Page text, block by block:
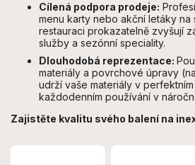
Cílená podpora prodeje:
menu karty nebo akční letáky na
restauraci prokazatelně zvyšují
služby a sezónní speciality.
Dlouhodobá reprezentace:
materiály a povrchové úpravy
udrží vaše materiály v
každodenním používání v
Zajistěte kvalitu svého balení na